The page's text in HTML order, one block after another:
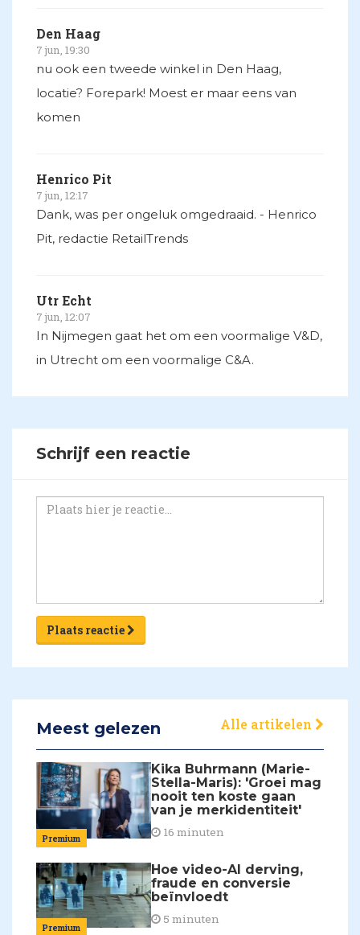
Den Haag
7 jun, 19:30
nu ook een tweede winkel in Den Haag,
locatie? Forepark! Moest er maar eens van
komen
Henrico Pit
7 jun, 12:17
Dank, was per ongeluk omgedraaid. - Henrico
Pit, redactie RetailTrends
Utr Echt
7 jun, 12:07
In Nijmegen gaat het om een voormalige V&D,
in Utrecht om een voormalige C&A.
Schrijf een reactie
Plaats reactie
Meest gelezen Alle artikelen
Premium
Kika Buhrmann (Marie-
Stella-Maris): 'Groei mag
nooit ten koste gaan
van je merkidentiteit'
16 minuten
Premium
Hoe video-AI derving,
fraude en conversie
beïnvloedt
5 minuten